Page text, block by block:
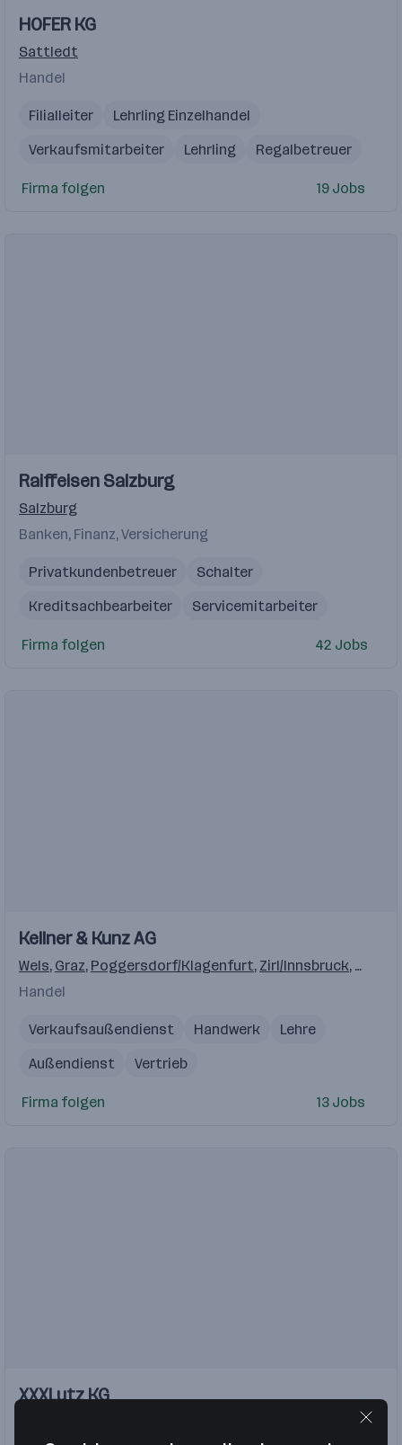
HOFER KG
Sattledt
Handel
Filialleiter
Lehrling Einzelhandel
Verkaufsmitarbeiter
Lehrling Regalbetreuer
Firma folgen 19 Jobs
Einblicke
Raiffeisen Salzburg
Salzburg
Banken, Finanz, Versicherung
Privatkundenbetreuer
Schalter
Kreditsachbearbeiter
Servicemitarbeiter
Lagerarbeiter
Firma folgen 42 Jobs
Videos
Einblicke
Einblicke
Kellner & Kunz AG
Wels, Graz, Poggersdorf/Klagenfurt, Zirl/Innsbruck,
Handel
Verkaufsaußendienst Handwerk
Lehre
Außendienst
Vertrieb
Firma folgen 13 Jobs
Videos
Einblicke
Einblicke
XXXLutz KG
Rothrist,